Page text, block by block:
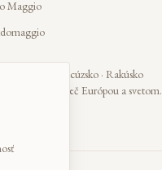
Maggio
· Česko · Francúzsko · Rakúsko
svadby naprieč Európou a svetom.